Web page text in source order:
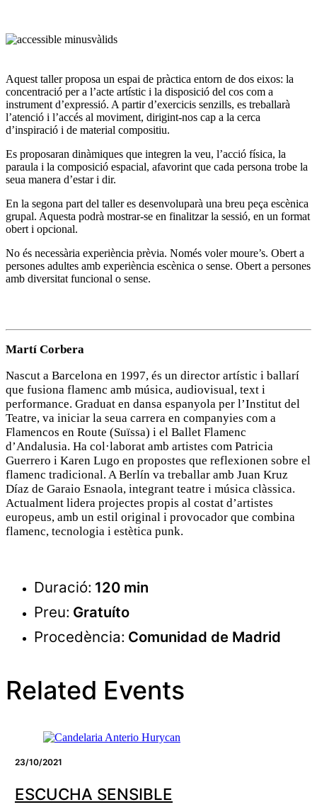
Aquest taller proposa un espai de pràctica entorn de dos eixos: la
concentració per a l’acte artístic i la disposició del cos com a
instrument d’expressió. A partir d’exercicis senzills, es treballarà
l’atenció i l’accés al moviment, dirigint-nos cap a la cerca
d’inspiració i de material compositiu.
Es proposaran dinàmiques que integren la veu, l’acció física, la
paraula i la composició espacial, afavorint que cada persona trobe la
seua manera d’estar i dir.
En la segona part del taller es desenvoluparà una breu peça escènica
grupal. Aquesta podrà mostrar-se en finalitzar la sessió, en un format
obert i opcional.
No és necessària experiència prèvia. Només voler moure’s. Obert a
persones adultes amb experiència escènica o sense. Obert a persones
amb diversitat funcional o sense.
Martí Corbera
Nascut a Barcelona en 1997, és un director artístic i ballarí
que fusiona flamenc amb música, audiovisual, text i
performance. Graduat en dansa espanyola per l’Institut del
Teatre, va iniciar la seua carrera en companyies com a
Flamencos en Route (Suïssa) i el Ballet Flamenc
d’Andalusia. Ha col·laborat amb artistes com Patricia
Guerrero i Karen Lugo en propostes que reflexionen sobre el
flamenc tradicional. A Berlín va treballar amb Juan Kruz
Díaz de Garaio Esnaola, integrant teatre i música clàssica.
Actualment lidera projectes propis al costat d’artistes
europeus, amb un estil original i provocador que combina
flamenc, tecnologia i estètica punk.
Duració: 120 min
Preu: Gratuíto
Procedència: Comunidad de Madrid
Related Events
23/10/2021
ESCUCHA SENSIBLE